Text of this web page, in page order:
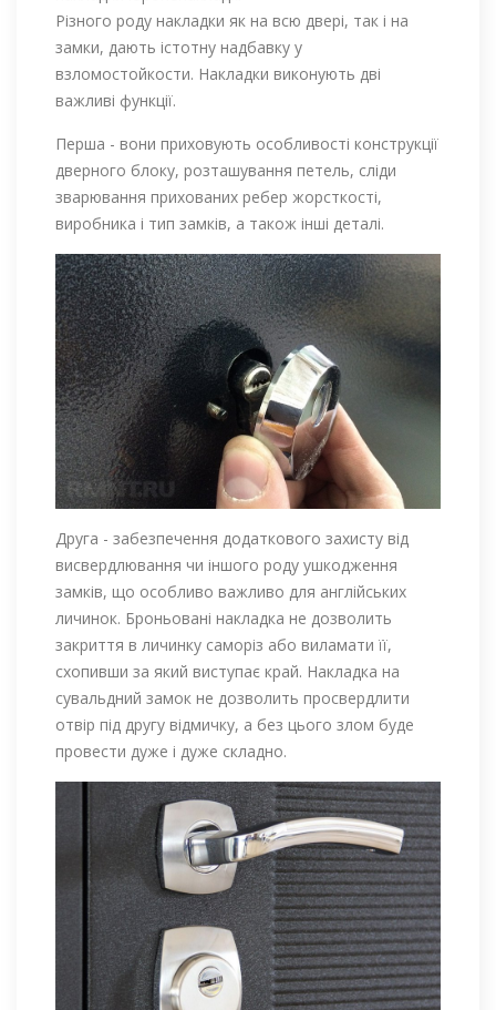
Різного роду накладки як на всю двері, так і на
замки, дають істотну надбавку у
взломостойкости. Накладки виконують дві
важливі функції.
Перша - вони приховують особливості конструкції
дверного блоку, розташування петель, сліди
зварювання прихованих ребер жорсткості,
виробника і тип замків, а також інші деталі.
Друга - забезпечення додаткового захисту від
висвердлювання чи іншого роду ушкодження
замків, що особливо важливо для англійських
личинок. Броньовані накладка не дозволить
закриття в личинку саморіз або виламати її,
схопивши за який виступає край. Накладка на
сувальдний замок не дозволить просвердлити
отвір під другу відмичку, а без цього злом буде
провести дуже і дуже складно.